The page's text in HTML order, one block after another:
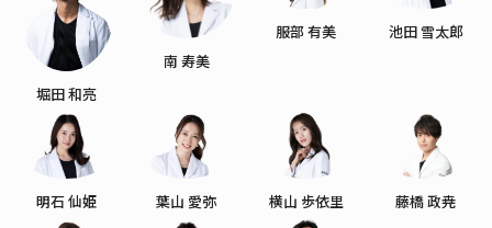
堀田 和亮
南 寿美
服部 有美 池田 雪太郎
明石 仙姫 葉山 愛弥 横山 歩依里 藤橋 政尭